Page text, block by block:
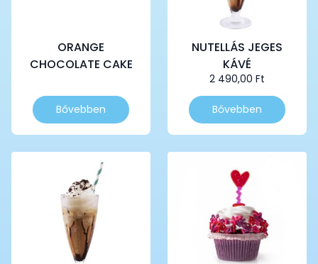
ORANGE
CHOCOLATE CAKE
Bővebben
NUTELLÁS JEGES
KÁVÉ
2 490,00 Ft
Bővebben